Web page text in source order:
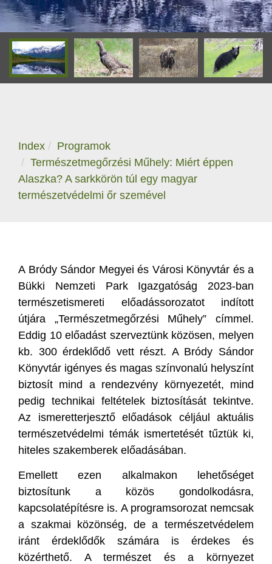
Index
Programok
Természetmegőrzési Műhely: Miért éppen
Alaszka? A sarkkörön túl egy magyar
természetvédelmi őr szemével
A Bródy Sándor Megyei és Városi Könyvtár és a
Bükki Nemzeti Park Igazgatóság 2023-ban
természetismereti előadássorozatot indított
útjára „Természetmegőrzési Műhely” címmel.
Eddig 10 előadást szerveztünk közösen, melyen
kb. 300 érdeklődő vett részt. A Bródy Sándor
Könyvtár igényes és magas színvonalú helyszínt
biztosít mind a rendezvény környezetét, mind
pedig technikai feltételek biztosítását tekintve.
Az ismeretterjesztő előadások céljául aktuális
természetvédelmi témák ismertetését tűztük ki,
hiteles szakemberek előadásában.
Emellett ezen alkalmakon lehetőséget
biztosítunk a közös gondolkodásra,
kapcsolatépítésre is. A programsorozat nemcsak
a szakmai közönség, de a természetvédelem
iránt érdeklődők számára is érdekes és
közérthető. A természet és a környezet